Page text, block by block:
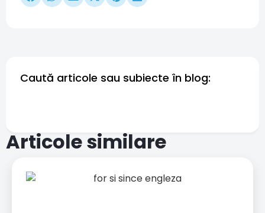
Caută articole sau subiecte în blog:
Articole similare